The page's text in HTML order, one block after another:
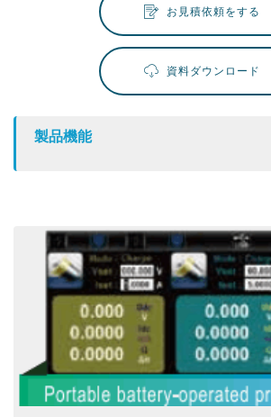
お見積依頼をする
資料ダウンロード
製品機能